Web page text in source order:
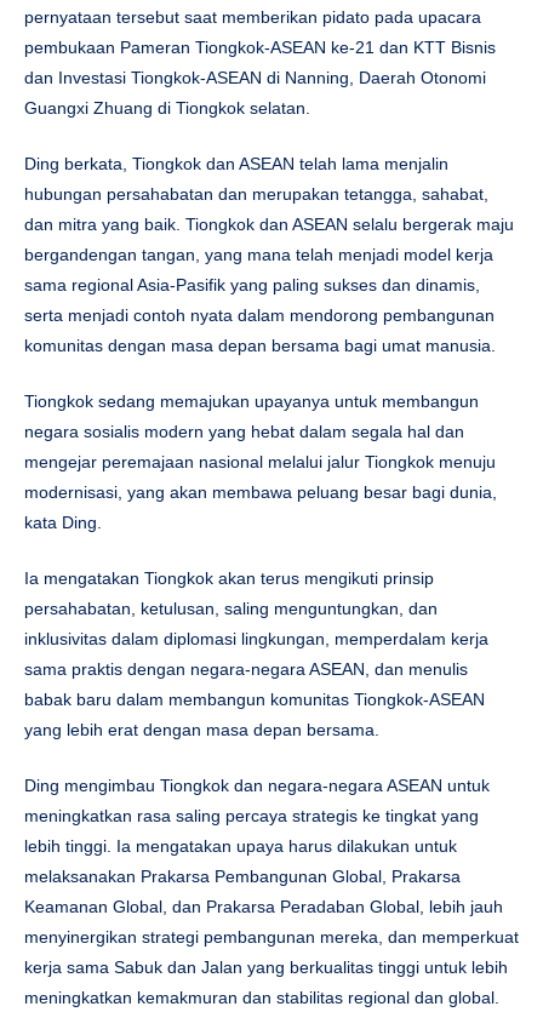
pernyataan tersebut saat memberikan pidato pada upacara
pembukaan Pameran Tiongkok-ASEAN ke-21 dan KTT Bisnis
dan Investasi Tiongkok-ASEAN di Nanning, Daerah Otonomi
Guangxi Zhuang di Tiongkok selatan.
Ding berkata, Tiongkok dan ASEAN telah lama menjalin
hubungan persahabatan dan merupakan tetangga, sahabat,
dan mitra yang baik. Tiongkok dan ASEAN selalu bergerak maju
bergandengan tangan, yang mana telah menjadi model kerja
sama regional Asia-Pasifik yang paling sukses dan dinamis,
serta menjadi contoh nyata dalam mendorong pembangunan
komunitas dengan masa depan bersama bagi umat manusia.
Tiongkok sedang memajukan upayanya untuk membangun
negara sosialis modern yang hebat dalam segala hal dan
mengejar peremajaan nasional melalui jalur Tiongkok menuju
modernisasi, yang akan membawa peluang besar bagi dunia,
kata Ding.
Ia mengatakan Tiongkok akan terus mengikuti prinsip
persahabatan, ketulusan, saling menguntungkan, dan
inklusivitas dalam diplomasi lingkungan, memperdalam kerja
sama praktis dengan negara-negara ASEAN, dan menulis
babak baru dalam membangun komunitas Tiongkok-ASEAN
yang lebih erat dengan masa depan bersama.
Ding mengimbau Tiongkok dan negara-negara ASEAN untuk
meningkatkan rasa saling percaya strategis ke tingkat yang
lebih tinggi. Ia mengatakan upaya harus dilakukan untuk
melaksanakan Prakarsa Pembangunan Global, Prakarsa
Keamanan Global, dan Prakarsa Peradaban Global, lebih jauh
menyinergikan strategi pembangunan mereka, dan memperkuat
kerja sama Sabuk dan Jalan yang berkualitas tinggi untuk lebih
meningkatkan kemakmuran dan stabilitas regional dan global.